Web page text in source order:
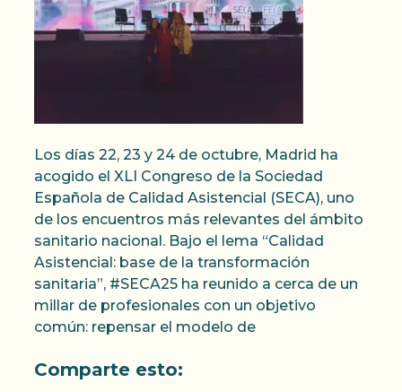
Los días 22, 23 y 24 de octubre, Madrid ha
acogido el XLI Congreso de la Sociedad
Española de Calidad Asistencial (SECA), uno
de los encuentros más relevantes del ámbito
sanitario nacional. Bajo el lema “Calidad
Asistencial: base de la transformación
sanitaria”, #SECA25 ha reunido a cerca de un
millar de profesionales con un objetivo
común: repensar el modelo de
Comparte esto: